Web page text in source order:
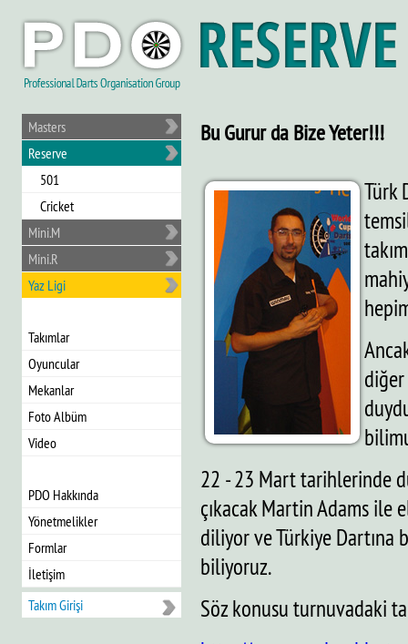
Masters
Reserve
501
Cricket
Mini.M
Mini.R
Yaz Ligi
Takımlar
Oyuncular
Mekanlar
Foto Albüm
Video
PDO Hakkında
Yönetmelikler
Formlar
İletişim
Takım Girişi
Bu Gurur da Bize Yeter!!!
Türk
diğer
22 - 23 Mart tarihlerinde
çıkacak Martin Adams ile
diliyor ve Türkiye Dartına
biliyoruz.
Söz konusu turnuvadaki